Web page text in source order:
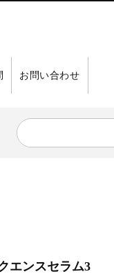
お問い合わせ
エンスセラム3